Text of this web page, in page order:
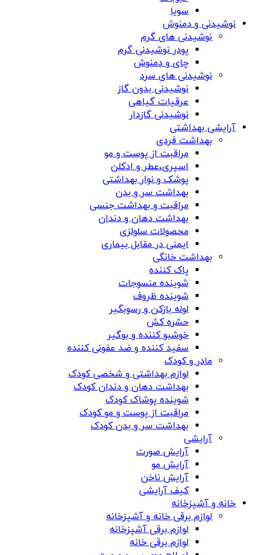
سویا
نوشیدنی و دمنوش
نوشیدنی های گرم
پودر نوشیدنی گرم
چای و دمنوش
نوشیدنی های سرد
نوشیدنی بدون گاز
عرقیات گیاهی
نوشیدنی گازدار
آرایشی بهداشتی
بهداشت فردی
مراقبت از پوست و مو
اسپری،عطر و ادکلن
پوشک و نوار بهداشتی
بهداشت سر و بدن
مراقبت و بهداشت جنسی
بهداشت دهان و دندان
محصولات سلولزی
ایمنی در مقابل بیماری
بهداشت خانگی
پاک کننده
شوینده منسوجات
شوینده ظروف
لوله بازکن و رسوبگیر
حشره کش
خوشبو کننده و بوگیر
سفید کننده و ضد عفونی کننده
مادر و کودک
لوازم بهداشتی و شخصی کودک
بهداشت دهان و دندان کودک
شوینده پوشاک کودک
مراقبت از پوست و مو کودک
بهداشت سر و بدن کودک
آرایشی
آرایش صورت
آرایش مو
آرایش ناخن
کیف آرایشی
خانه و آشپزخانه
لوازم برقی خانه و آشپزخانه
لوازم برقی آشپزخانه
لوازم برقی خانه